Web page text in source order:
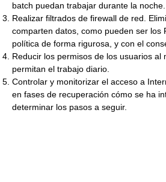
batch puedan trabajar durante la noche.
Realizar filtrados de firewall de red.
comparten datos, como pueden ser los
política de forma rigurosa, y con el
Reducir los permisos de los usuarios al
permitan el trabajo diario.
Controlar y monitorizar el acceso a
en fases de recuperación cómo se ha
determinar los pasos a seguir.